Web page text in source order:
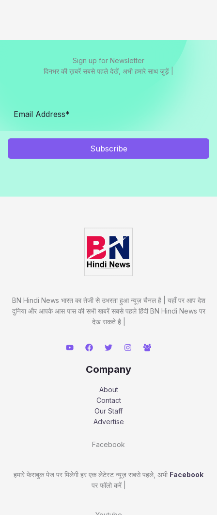
Sign up for Newsletter
दिनभर की ख़बरें सबसे पहले देखें, अभी हमारे साथ जुड़ें |
Subscribe
BN Hindi News भारत का तेजी से उभरता हुआ न्यूज़ चैनल है | यहाँ पर आप देश
दुनिया और आपके आस पास की सभी खबरें सबसे पहले हिंदी BN Hindi News पर
देख सकते है |
Company
About
Contact
Our Staff
Advertise
Facebook
हमारे फेसबुक पेज पर मिलेगी हर एक लेटेस्ट न्यूज़ सबसे पहले, अभी Facebook
पर फॉलो करें |